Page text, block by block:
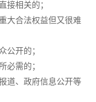
接相关的；
大合法权益但又很难
公开的；
必需的；
道、政府信息公开等